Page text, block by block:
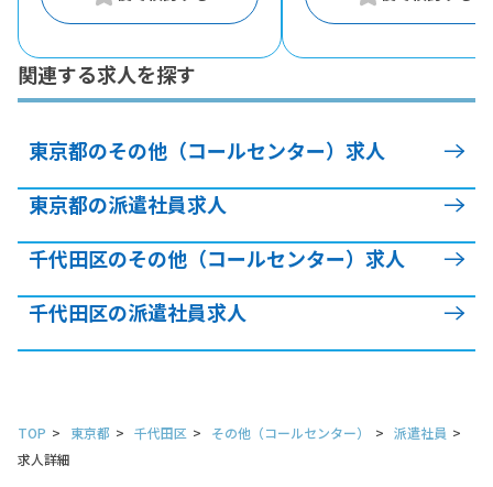
関連する求人を探す
東京都のその他（コールセンター）求人
東京都の派遣社員求人
千代田区のその他（コールセンター）求人
千代田区の派遣社員求人
TOP 東京都 千代田区 その他（コールセンター）
派遣社員
求人詳細